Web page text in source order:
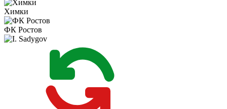
Химки
ФК Ростов